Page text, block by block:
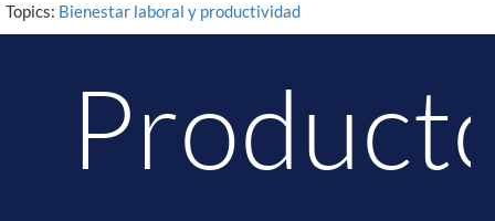
Topics: Bienestar laboral y productividad